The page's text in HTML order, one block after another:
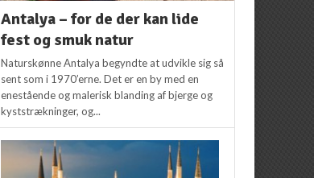
Antalya – for de der kan lide
fest og smuk natur
Naturskønne Antalya begyndte at udvikle sig så
sent som i 1970’erne. Det er en by med en
enestående og malerisk blanding af bjerge og
kyststrækninger, og...